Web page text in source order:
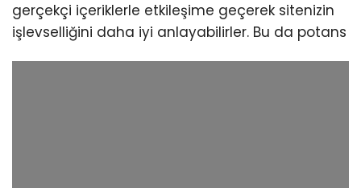
gerçekçi içeriklerle etkileşime geçerek sitenizin
işlevselliğini daha iyi anlayabilirler. Bu da potans